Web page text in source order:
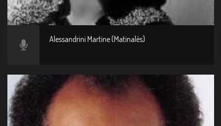
Alessandrini Martine (Matinalès)